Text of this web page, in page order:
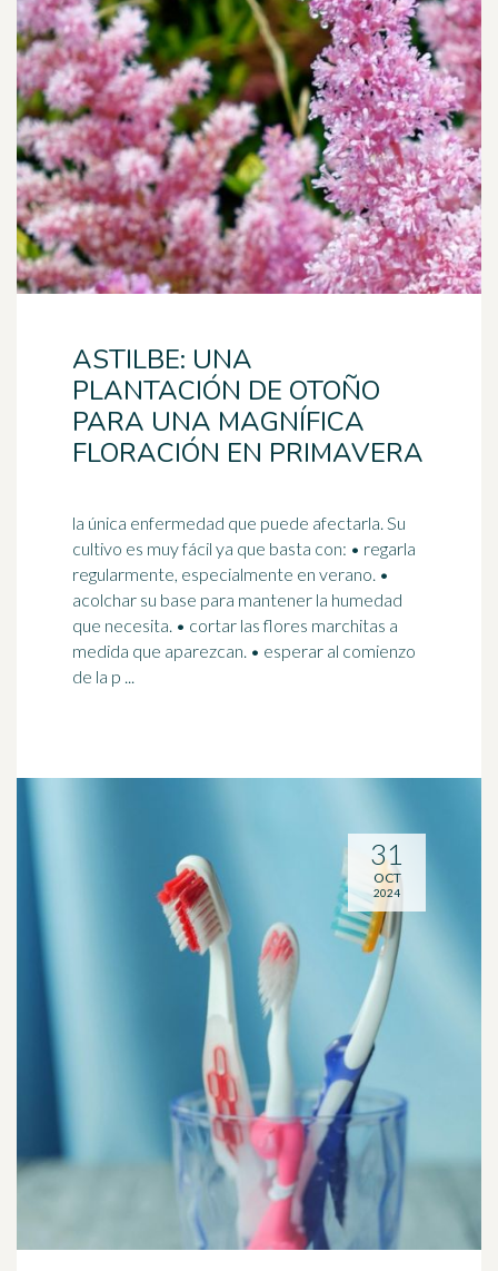
ASTILBE: UNA
PLANTACIÓN DE OTOÑO
PARA UNA MAGNÍFICA
FLORACIÓN EN PRIMAVERA
la única enfermedad que puede afectarla. Su
cultivo es muy fácil ya que basta con: • regarla
regularmente, especialmente en verano. •
acolchar su base para mantener la humedad
que necesita. • cortar las flores marchitas a
medida que aparezcan. • esperar al comienzo
de la p ...
31
OCT
2024